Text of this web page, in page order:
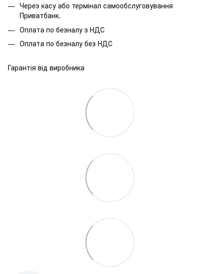
Через касу або термінал самообслуговування
Приватбанк.
Оплата по безналу з НДС
Оплата по безналу без НДС
Гарантія від виробника